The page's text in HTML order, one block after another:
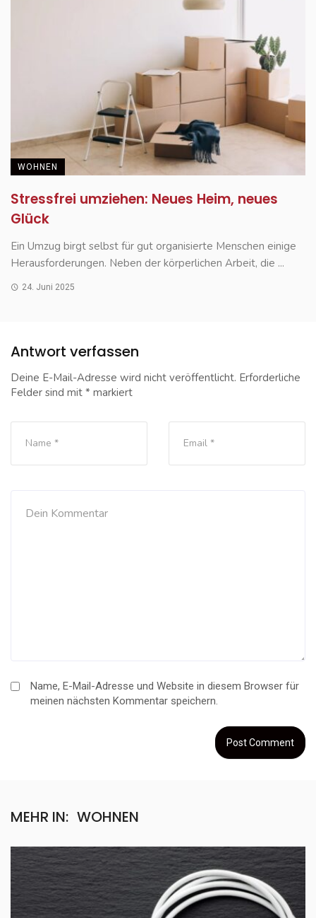
WOHNEN
Stressfrei umziehen: Neues Heim, neues
Glück
Ein Umzug birgt selbst für gut organisierte Menschen einige
Herausforderungen. Neben der körperlichen Arbeit, die ...
24. Juni 2025
Antwort verfassen
Deine E-Mail-Adresse wird nicht veröffentlicht. Erforderliche
Felder sind mit * markiert
Name, E-Mail-Adresse und Website in diesem Browser für
meinen nächsten Kommentar speichern.
MEHR IN: WOHNEN